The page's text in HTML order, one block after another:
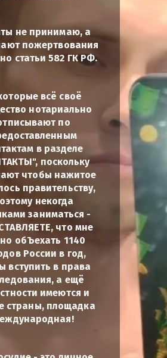
не принимаю, а
пожертвования
статьи 582 ГК РФ.
всё своё
нотариально
по
в разделе
поскольку
чтобы нажитое
правительству,
некогда
заниматься -
что мне
обЪехать 1140
России в год,
вступить в права
а ещё
имеются и
страны, площадка